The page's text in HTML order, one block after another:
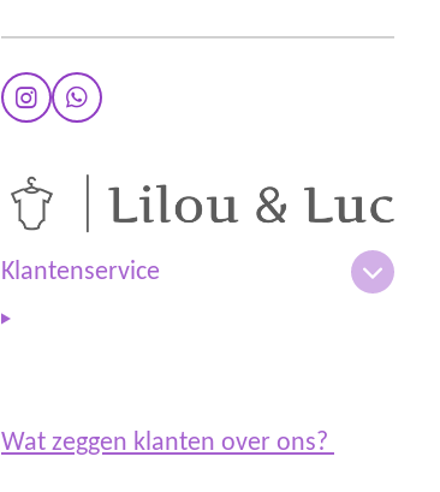
I
n
t
a
g
a
W
h
p
Klantenservice
Wat zeggen klanten over ons?